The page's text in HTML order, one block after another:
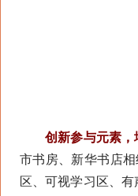
创新参与元素，
市书房、新华书店
区、可视学习区、